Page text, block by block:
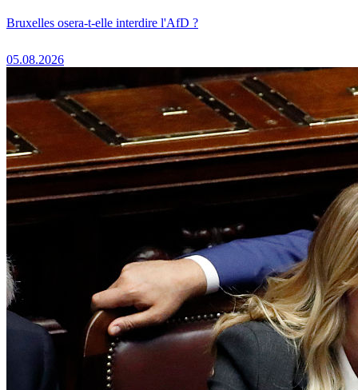
Bruxelles osera-t-elle interdire l'AfD ?
05.08.2026